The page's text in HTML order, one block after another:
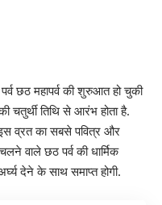
छठ महापर्व की शुरुआत हो चुकी
चतुर्थी तिथि से आरंभ होता है.
इस व्रत का सबसे पवित्र और
वाले छठ पर्व की धार्मिक
देने के साथ समाप्त होगी.